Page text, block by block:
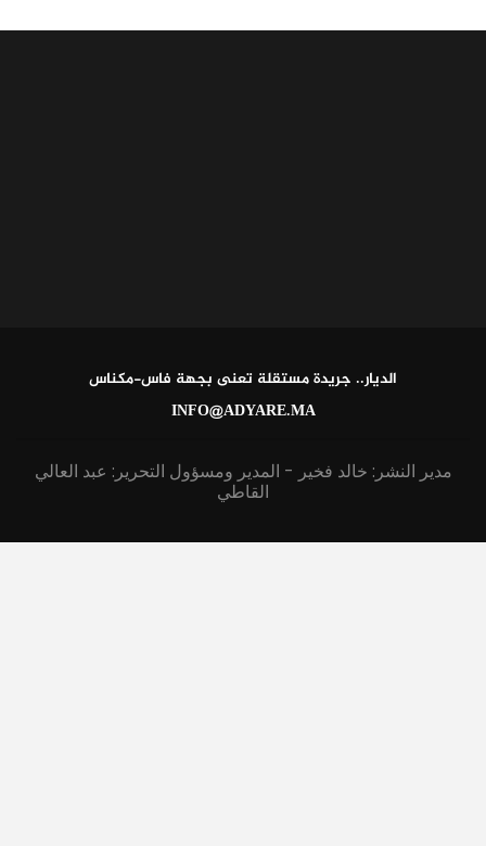
الديار.. جريدة مستقلة تعنى بجهة فاس-مكناس
INFO@ADYARE.MA
مدير النشر: خالد فخير - المدير ومسؤول التحرير: عبد العالي
القاطي